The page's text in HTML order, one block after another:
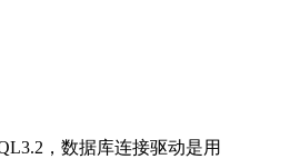
，数据库连接驱动是用